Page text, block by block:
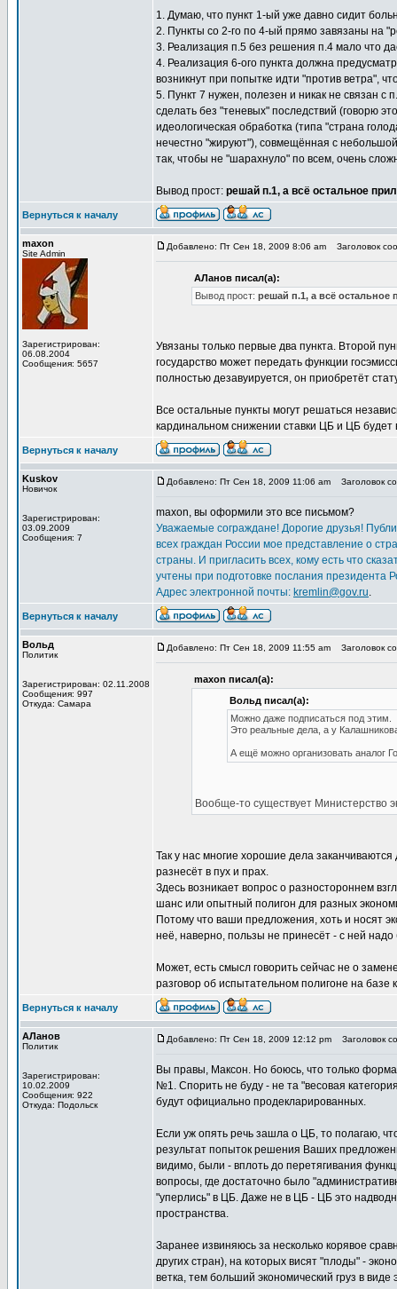
1. Думаю, что пункт 1-ый уже давно сидит
2. Пункты со 2-го по 4-ый прямо завязаны на
3. Реализация п.5 без решения п.4 мало что
4. Реализация 6-ого пункта должна
возникнут при попытке идти "против ветра",
5. Пункт 7 нужен, полезен и никак не связан
сделать без "теневых" последствий (говорю
идеологическая обработка (типа "страна
нечестно "жируют"), совмещённая с
так, чтобы не "шарахнуло" по всем, очень
Вывод прост: решай п.1, а всё остальное
Вернуться к началу
maxon
Site Admin
Зарегистрирован:
06.08.2004
Сообщения: 5657
Добавлено: Пт Сен 18, 2009 8:06 am Заголовок
АЛанов писал(а):
Вывод прост: решай п.1, а всё остальное
Увязаны только первые два пункта. Второй
государство может передать функции
полностью дезавуируется, он приобретёт
Все остальные пункты могут решаться
кардинальном снижении ставки ЦБ и ЦБ
Вернуться к началу
Kuskov
Новичок
Зарегистрирован:
03.09.2009
Сообщения: 7
Добавлено: Пт Сен 18, 2009 11:06 am Заголовок
maxon, вы оформили это все письмом?
Уважаемые сограждане! Дорогие друзья!
всех граждан России мое представление о
страны. И пригласить всех, кому есть что
учтены при подготовке послания президента
Адрес электронной почты: kremlin@gov.ru.
Вернуться к началу
Вольд
Политик
Зарегистрирован: 02.11.2008
Сообщения: 997
Откуда: Самара
Добавлено: Пт Сен 18, 2009 11:55 am Заголовок
maxon писал(а):
Вольд писал(а):
Можно даже подписаться под этим.
Это реальные дела, а у
А ещё можно организовать аналог
Вообще-то существует Министерство
Так у нас многие хорошие дела
разнесёт в пух и прах.
Здесь возникает вопрос о разностороннем
шанс или опытный полигон для разных
Потому что ваши предложения, хоть и носят
неё, наверно, пользы не принесёт - с ней
Может, есть смысл говорить сейчас не о
разговор об испытательном полигоне на базе
Вернуться к началу
АЛанов
Политик
Зарегистрирован:
10.02.2009
Сообщения: 922
Откуда: Подольск
Добавлено: Пт Сен 18, 2009 12:12 pm Заголовок
Вы правы, Максон. Но боюсь, что только
№1. Спорить не буду - не та "весовая
будут официально продекларированных.
Если уж опять речь зашла о ЦБ, то полагаю,
результат попыток решения Ваших
видимо, были - вплоть до перетягивания
вопросы, где достаточно было
"уперлись" в ЦБ. Даже не в ЦБ - ЦБ это
пространства.
Заранее извиняюсь за несколько корявое
других стран), на которых висят "плоды" -
ветка, тем больший экономический груз в